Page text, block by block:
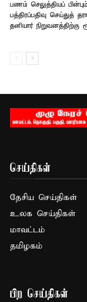
பணம் செலுத்தியப் பின்பும்
பத்திரப்பதிவு செய்துத்
தனியார் நிறுவனத்திற்கு
செய்திகள்
தேசிய செய்திகள்
உலக செய்திகள்
மாவட்டம்
தமிழகம்
பிற செய்திகள்